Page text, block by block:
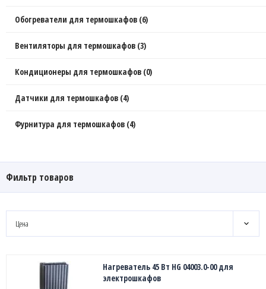
Обогреватели для термошкафов (6)
Вентиляторы для термошкафов (3)
Кондиционеры для термошкафов (0)
Датчики для термошкафов (4)
Фурнитура для термошкафов (4)
Фильтр товаров
Цена
Нагреватель 45 Вт HG 04003.0-00 для
электрошкафов